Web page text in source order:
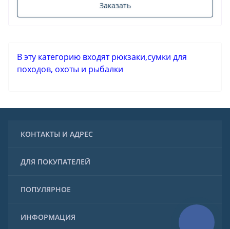
Заказать
В эту категорию входят рюкзаки,сумки для
походов, охоты и рыбалки
ИНФОРМАЦИЯ
ПОПУЛЯРНОЕ
Спецодежда
ДЛЯ ПОКУПАТЕЛЕЙ
ГРАФИК РАБОТЫ:
КОНТАКТЫ И АДРЕС
specmoda@yandex.ru
WhatsApp